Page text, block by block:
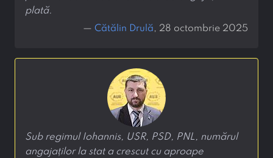
plată.
— Cătălin Drulă, 28 octombrie 2025
Sub regimul Iohannis, USR, PSD, PNL, numărul
angajaților la stat a crescut cu aproape